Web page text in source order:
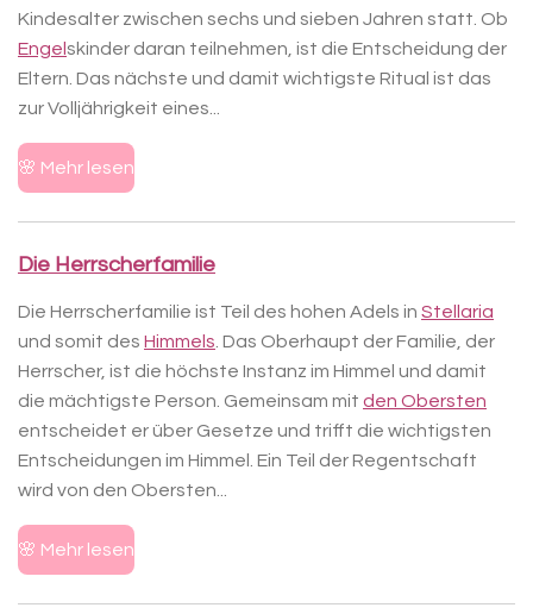
Kindesalter zwischen sechs und sieben Jahren statt. Ob
Engel skinder daran teilnehmen, ist die Entscheidung der
Eltern. Das nächste und damit wichtigste Ritual ist das
zur Volljährigkeit eines...
🌸 Mehr lesen
Die Herrscherfamilie
Die Herrscherfamilie ist Teil des hohen Adels in Stellaria
und somit des Himmels . Das Oberhaupt der Familie, der
Herrscher, ist die höchste Instanz im Himmel und damit
die mächtigste Person. Gemeinsam mit den Obersten
entscheidet er über Gesetze und trifft die wichtigsten
Entscheidungen im Himmel. Ein Teil der Regentschaft
wird von den Obersten...
🌸 Mehr lesen